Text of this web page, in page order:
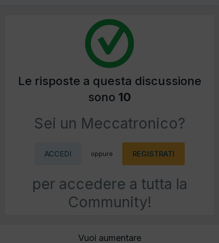
Le risposte a questa discussione
sono 10
Sei un Meccatronico?
ACCEDI oppure REGISTRATI
per accedere a tutta la
Community!
Vuoi aumentare